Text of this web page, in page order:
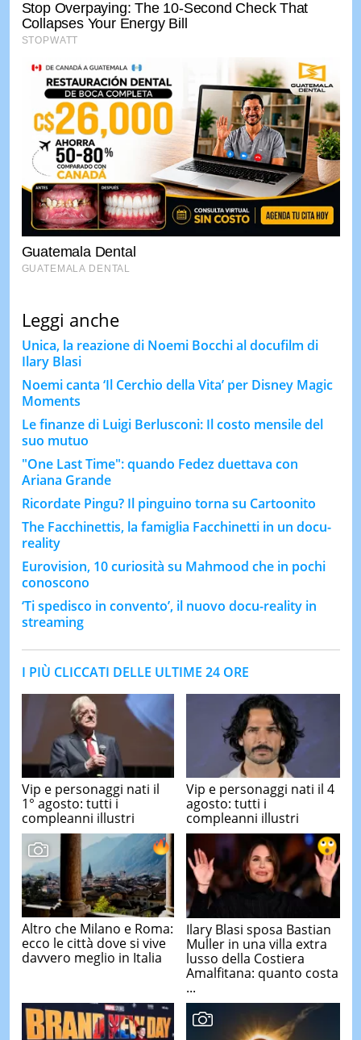
Leggi anche
Unica, la reazione di Noemi Bocchi al docufilm di
Ilary Blasi
Noemi canta ‘Il Cerchio della Vita’ per Disney Magic
Moments
Le finanze di Luigi Berlusconi: Il costo mensile del
suo mutuo
"One Last Time": quando Fedez duettava con
Ariana Grande
Ricordate Pingu? Il pinguino torna su Cartoonito
The Facchinettis, la famiglia Facchinetti in un docu-
reality
Eurovision, 10 curiosità su Mahmood che in pochi
conoscono
‘Ti spedisco in convento’, il nuovo docu-reality in
streaming
I PIÙ CLICCATI DELLE ULTIME 24 ORE
Vip e personaggi nati il
1° agosto: tutti i
compleanni illustri
Vip e personaggi nati il 4
agosto: tutti i
compleanni illustri
Altro che Milano e Roma:
ecco le città dove si vive
davvero meglio in Italia
Ilary Blasi sposa Bastian
Muller in una villa extra
lusso della Costiera
Amalfitana: quanto costa
...